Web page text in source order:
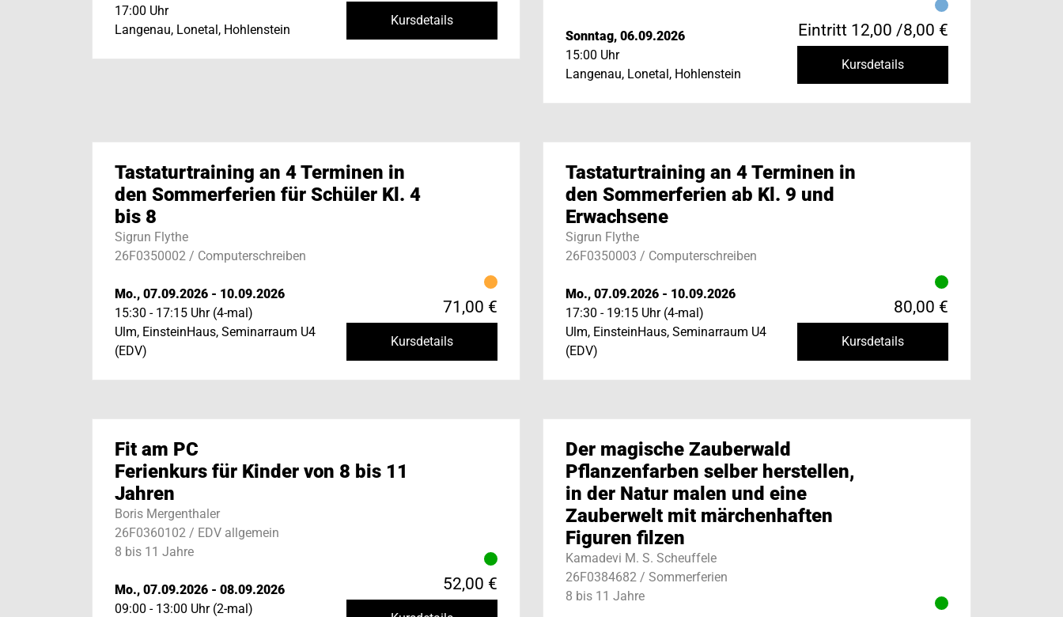
17:00 Uhr
Langenau, Lonetal, Hohlenstein
Kursdetails
Sonntag, 06.09.2026
15:00 Uhr
Langenau, Lonetal, Hohlenstein
Eintritt 12,00 /8,00 €
Kursdetails
Tastaturtraining an 4 Terminen in
den Sommerferien für Schüler Kl. 4
bis 8
Sigrun Flythe
26F0350002 / Computerschreiben
Mo., 07.09.2026 - 10.09.2026
15:30 - 17:15 Uhr (4-mal)
Ulm, EinsteinHaus, Seminarraum U4
(EDV)
71,00 €
Kursdetails
Tastaturtraining an 4 Terminen in
den Sommerferien ab Kl. 9 und
Erwachsene
Sigrun Flythe
26F0350003 / Computerschreiben
Mo., 07.09.2026 - 10.09.2026
17:30 - 19:15 Uhr (4-mal)
Ulm, EinsteinHaus, Seminarraum U4
(EDV)
80,00 €
Kursdetails
Fit am PC
Ferienkurs für Kinder von 8 bis 11
Jahren
Boris Mergenthaler
26F0360102 / EDV allgemein
8 bis 11 Jahre
Mo., 07.09.2026 - 08.09.2026
09:00 - 13:00 Uhr (2-mal)
52,00 €
Der magische Zauberwald
Pflanzenfarben selber herstellen,
in der Natur malen und eine
Zauberwelt mit märchenhaften
Figuren filzen
Kamadevi M. S. Scheuffele
26F0384682 / Sommerferien
8 bis 11 Jahre